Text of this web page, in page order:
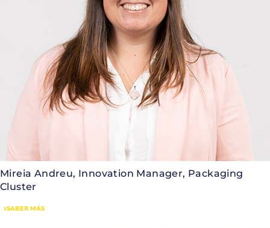
Mireia Andreu, Innovation Manager, Packaging
Cluster
SABER MÁS